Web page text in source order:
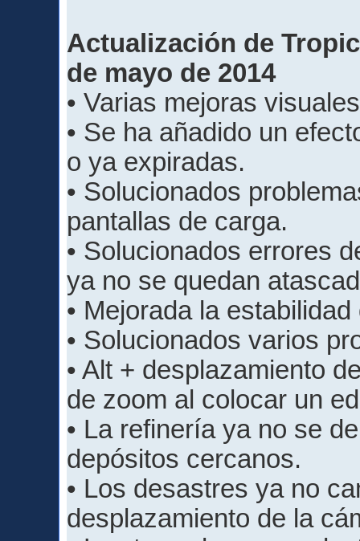
Actualización de
de mayo de 2014
• Varias mejoras
• Se ha añadido un
o ya expiradas.
• Solucionados
pantallas de carga.
• Solucionados errores
ya no se quedan
• Mejorada la
• Solucionados varios
• Alt + desplazamiento
de zoom al colocar un
• La refinería ya no se
depósitos cercanos.
• Los desastres ya no
desplazamiento de la